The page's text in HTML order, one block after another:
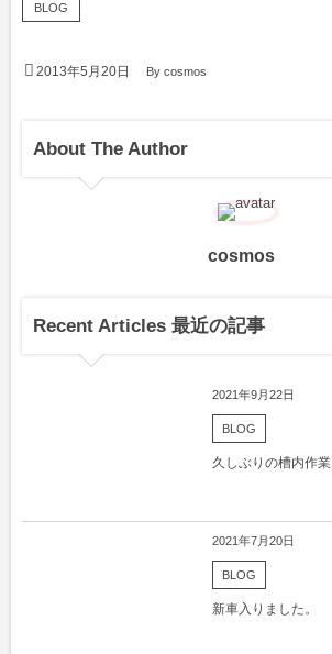
BLOG
2013年5月20日 Bycosmos
About The Author
cosmos
Recent Articles 最近の記事
2021年9月22日
BLOG
久しぶりの槽内作業
2021年7月20日
BLOG
新車入りました。